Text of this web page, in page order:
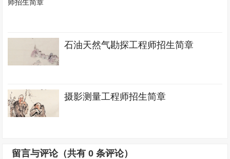
石油天然气勘探工程师招生简章
摄影测量工程师招生简章
留言与评论（共有0 条评论）